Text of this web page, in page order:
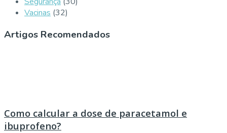
Vacinas (32)
Artigos Recomendados
Como calcular a dose de paracetamol e
ibuprofeno?